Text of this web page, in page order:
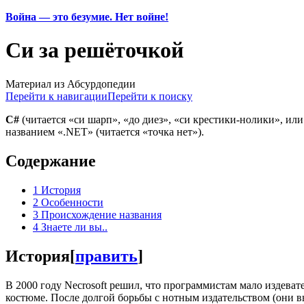
Война — это безумие. Нет войне!
Си за решёточкой
Материал из Абсурдопедии
Перейти к навигацииПерейти к поиску
C# (читается «си шарп», «до диез», «си крестики-нолики»,
названием «.NET» (читается «точка нет»).
Содержание
1 История
2 Особенности
3 Происхождение названия
4 Знаете ли вы..
История[править]
В 2000 году Necrosoft решил, что программистам мало
костюме. После долгой борьбы с нотным издательством (они